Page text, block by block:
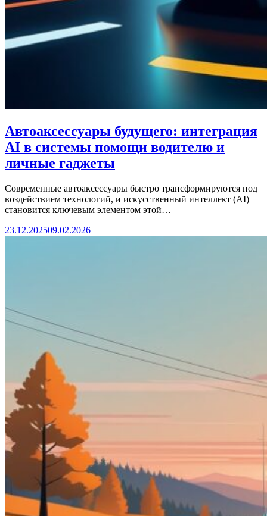
Автоаксессуары будущего: интеграция
AI в системы помощи водителю и
личные гаджеты
Современные автоаксессуары быстро трансформируются под
воздействием технологий, и искусственный интеллект (AI)
становится ключевым элементом этой…
23.12.202509.02.2026